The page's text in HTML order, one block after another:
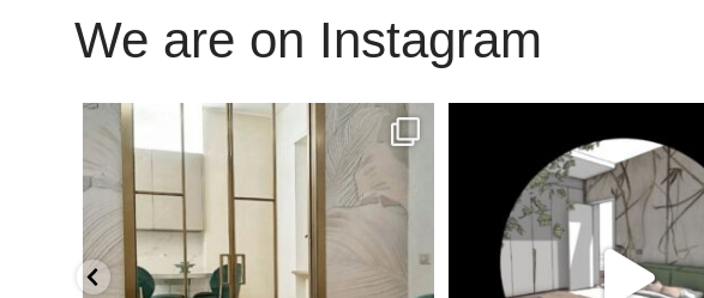
We are on Instagram
Scopri l’eleganza senza tempo delle porte...
Niente di meglio di